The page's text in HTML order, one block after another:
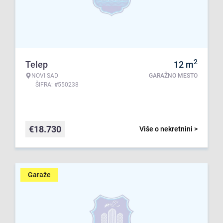
Telep
NOVI SAD
ŠIFRA: #550238
12 m2
GARAŽNO MESTO
Više o nekretnini >
€18.730
Garaže